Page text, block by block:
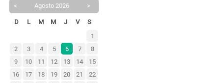
< Agosto 2026 >
D L M M J V
S
1
2
3 4 5 6 7
8
9
10 11 12 13 14
15
16
17 18 19 20 21
22